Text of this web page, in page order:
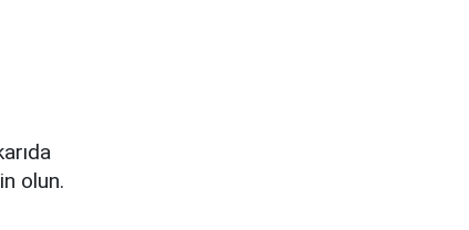
olun.